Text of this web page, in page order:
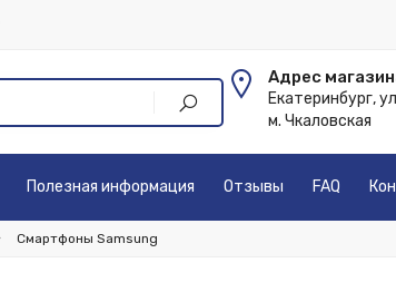
Адрес
Екатеринбург,
м. Чкаловская
Полезная информация Отзывы FAQ
Смартфоны Samsung